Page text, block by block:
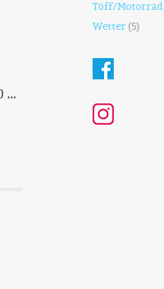
…
Töff/Motorrad
Wetter (5)